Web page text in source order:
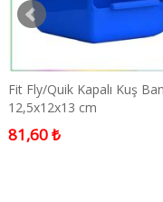
Fit Fly/Quik Kapalı Kuş
12,5x12x13 cm
81,60 ₺